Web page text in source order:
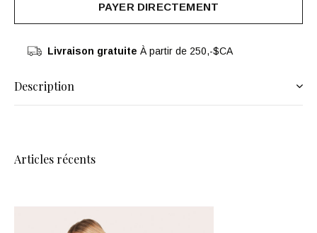
PAYER DIRECTEMENT
Livraison gratuite À partir de 250,-$CA
Description
Articles récents